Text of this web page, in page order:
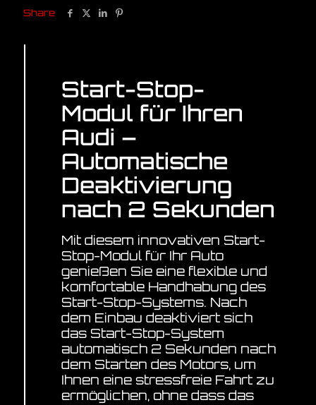
Share
Start-Stop-
Modul für Ihren
Audi –
Automatische
Deaktivierung
nach 2 Sekunden
Mit diesem innovativen Start-
Stop-Modul für Ihr Auto
genießen Sie eine flexible und
komfortable Handhabung des
Start-Stop-Systems. Nach
dem Einbau deaktiviert sich
das Start-Stop-System
automatisch 2 Sekunden nach
dem Starten des Motors, um
Ihnen eine stressfreie Fahrt zu
ermöglichen, ohne dass das